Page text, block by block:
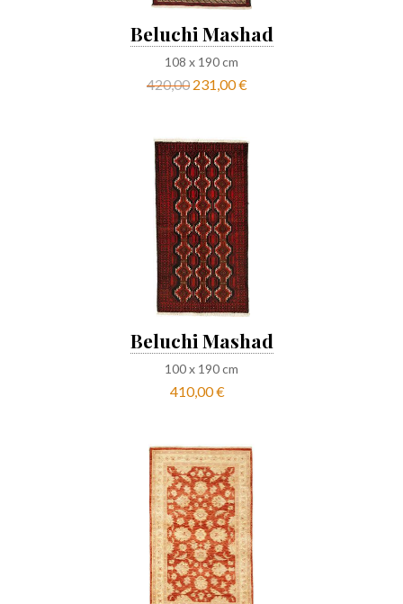
Beluchi Mashad
108 x 190cm
420,00 231,00 €
Beluchi Mashad
100x 190cm
410,00 €